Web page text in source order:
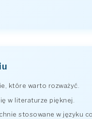
które warto rozważyć.
w literaturze pięknej.
stosowane w języku